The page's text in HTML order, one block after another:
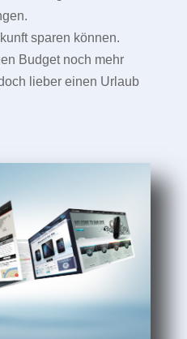
sparen können.
Budget noch mehr
lieber einen Urlaub